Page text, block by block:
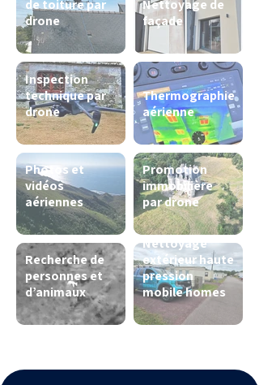
de toiture par
drone
Nettoyage de
façade
Inspection
technique par
drone
Thermographie
aérienne
Photos et
vidéos
aériennes
Promotion
immobilière
par drone
Recherche de
personnes et
d’animaux
Nettoyage
extérieur haute
pression
mobile homes